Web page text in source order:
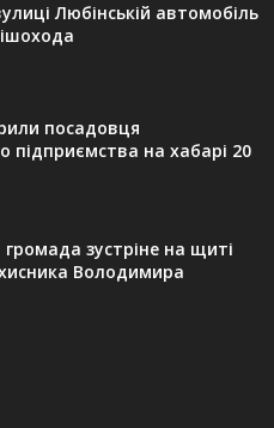
Любінській автомобіль
посадовця
підприємства на хабарі 20
зустріне на щиті
Володимира